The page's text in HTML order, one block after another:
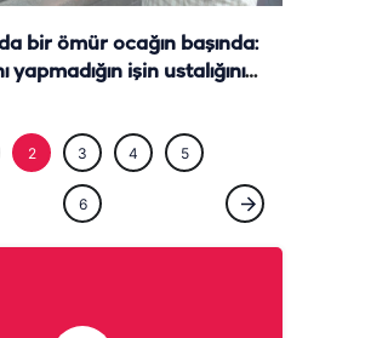
bir ömür ocağın başında:
yapmadığın işin ustalığını
2 3 4 5
6